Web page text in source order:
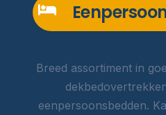
Breed assortiment in
eenpersoonsbedden.